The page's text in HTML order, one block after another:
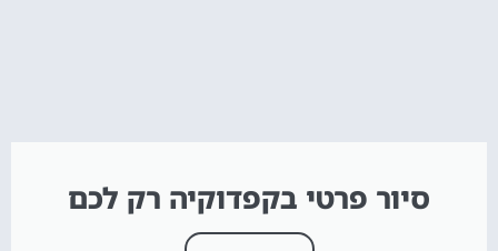
סיור פרטי בקפדוקיה רק לכם